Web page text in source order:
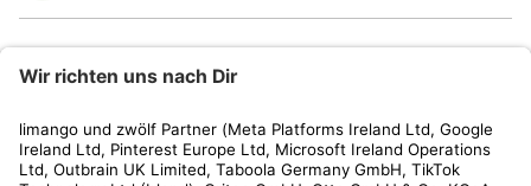
Kundenservice